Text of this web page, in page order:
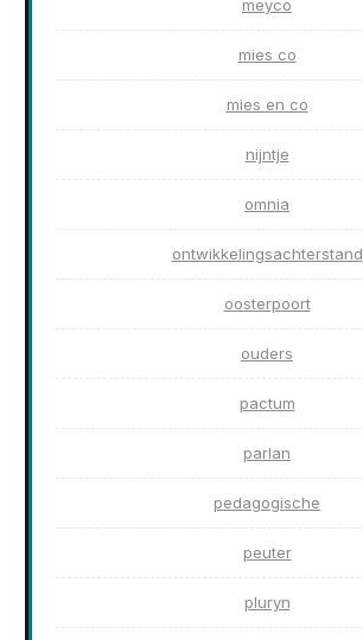
meyco
mies co
mies en co
nijntje
omnia
ontwikkelingsachterstand
oosterpoort
ouders
pactum
parlan
pedagogische
peuter
pluryn